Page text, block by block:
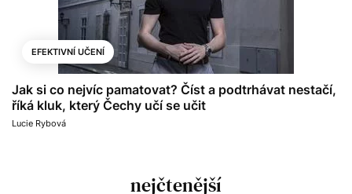
EFEKTIVNÍ UČENÍ
Jak si co nejvíc pamatovat? Číst a podtrhávat nestačí,
říká kluk, který Čechy učí se učit
Lucie Rybová
nejčtenější